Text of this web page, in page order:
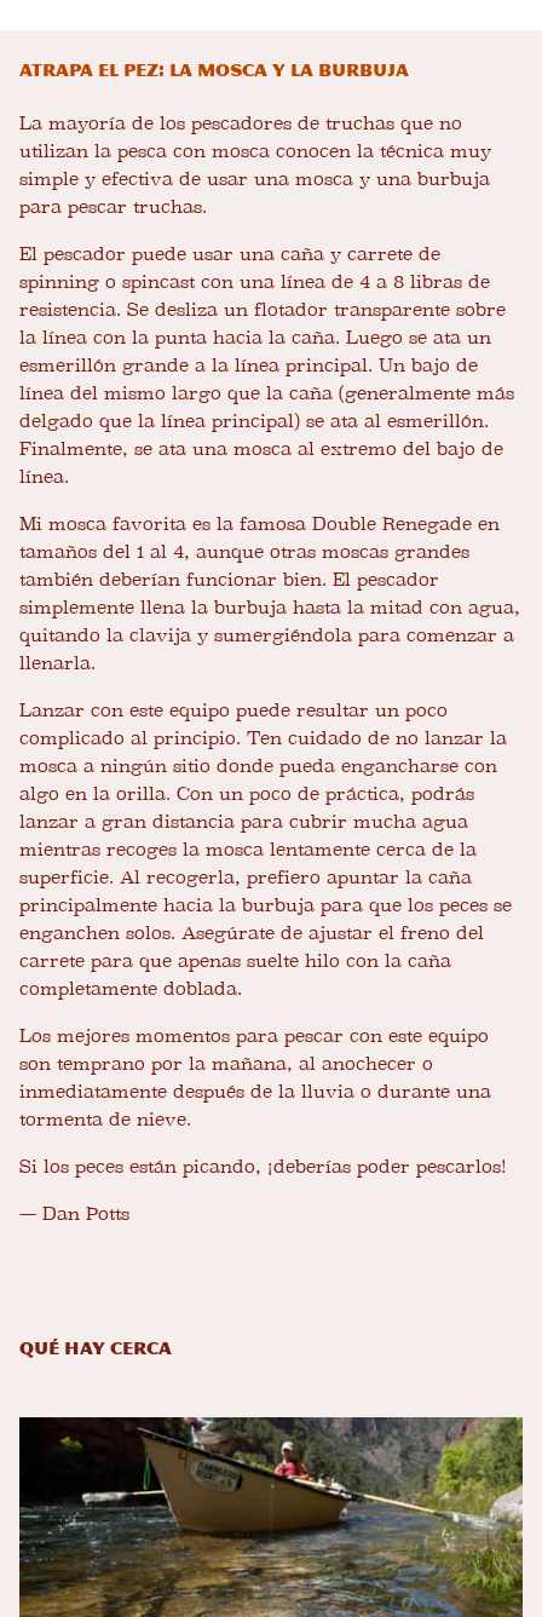
Atrapa el pez: La mosca y la burbuja
La mayoría de los pescadores de truchas que no
utilizan la pesca con mosca conocen la técnica muy
simple y efectiva de usar una mosca y una burbuja
para pescar truchas.
El pescador puede usar una caña y carrete de
spinning o spincast con una línea de 4 a 8 libras de
resistencia. Se desliza un flotador transparente sobre
la línea con la punta hacia la caña. Luego se ata un
esmerillón grande a la línea principal. Un bajo de
línea del mismo largo que la caña (generalmente más
delgado que la línea principal) se ata al esmerillón.
Finalmente, se ata una mosca al extremo del bajo de
línea.
Mi mosca favorita es la famosa Double Renegade en
tamaños del 1 al 4, aunque otras moscas grandes
también deberían funcionar bien. El pescador
simplemente llena la burbuja hasta la mitad con agua,
quitando la clavija y sumergiéndola para comenzar a
llenarla.
Lanzar con este equipo puede resultar un poco
complicado al principio. Ten cuidado de no lanzar la
mosca a ningún sitio donde pueda engancharse con
algo en la orilla. Con un poco de práctica, podrás
lanzar a gran distancia para cubrir mucha agua
mientras recoges la mosca lentamente cerca de la
superficie. Al recogerla, prefiero apuntar la caña
principalmente hacia la burbuja para que los peces se
enganchen solos. Asegúrate de ajustar el freno del
carrete para que apenas suelte hilo con la caña
completamente doblada.
Los mejores momentos para pescar con este equipo
son temprano por la mañana, al anochecer o
inmediatamente después de la lluvia o durante una
tormenta de nieve.
Si los peces están picando, ¡deberías poder pescarlos!
— Dan Potts
Qué hay cerca